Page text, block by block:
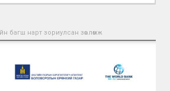
багш нарт зориулсан зөвлөмж